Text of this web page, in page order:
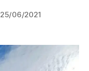
25/06/2021